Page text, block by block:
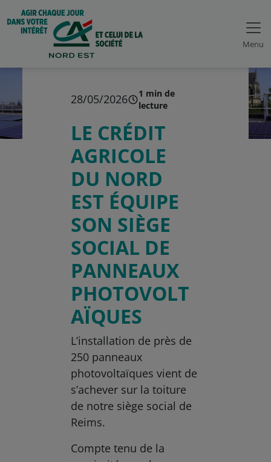
Menu
28/05/2026
1 min de
lecture
LE CRÉDIT
AGRICOLE
DU NORD
EST ÉQUIPE
SON SIÈGE
SOCIAL DE
PANNEAUX
PHOTOVOLT
AÏQUES
L’installation de près de
250 panneaux
photovoltaïques vient de
s’achever sur la toiture
de notre siège social de
Reims.
Compte tenu de la